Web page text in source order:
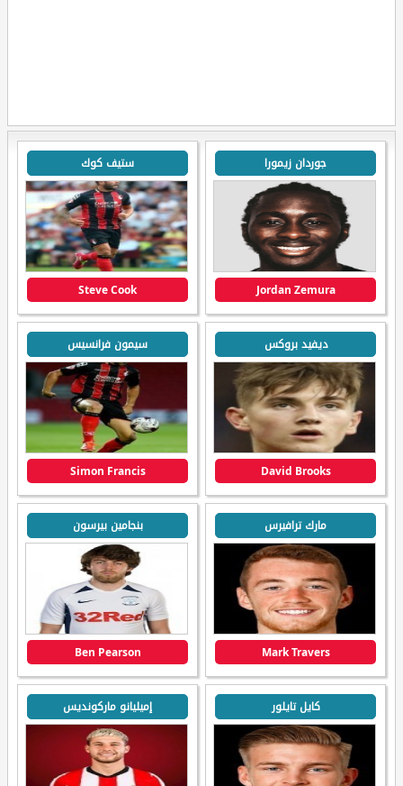
جوردان زيمورا
Jordan Zemura
ستيف كوك
Steve Cook
ديفيد بروكس
David Brooks
سيمون فرانسيس
Simon Francis
مارك ترافيرس
Mark Travers
بنجامين بيرسون
Ben Pearson
كايل تايلور إميليانو ماركونديس